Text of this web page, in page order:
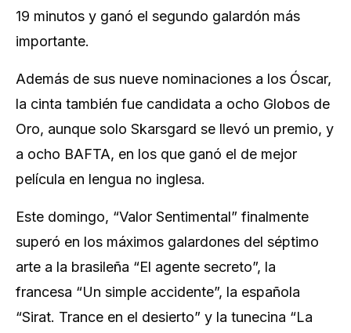
19 minutos y ganó el segundo galardón más
importante.
Además de sus nueve nominaciones a los Óscar,
la cinta también fue candidata a ocho Globos de
Oro, aunque solo Skarsgard se llevó un premio, y
a ocho BAFTA, en los que ganó el de mejor
película en lengua no inglesa.
Este domingo, “Valor Sentimental” finalmente
superó en los máximos galardones del séptimo
arte a la brasileña “El agente secreto”, la
francesa “Un simple accidente”, la española
“Sirat. Trance en el desierto” y la tunecina “La